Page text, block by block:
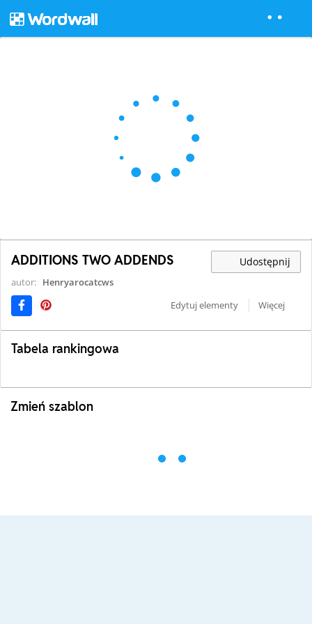
ADDITIONS TWO ADDENDS Udostępnij
autor: Henryarocatcws
Edytuj elementy
Więcej
Tabela rankingowa
Zmień szablon